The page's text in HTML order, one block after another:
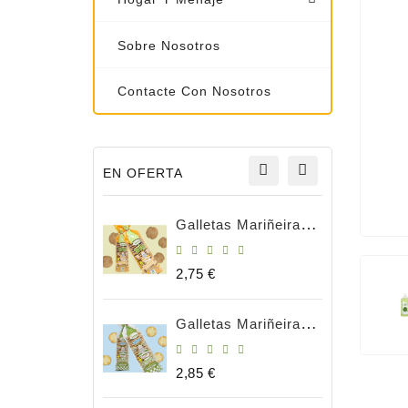
Sobre Nosotros
Contacte Con Nosotros
EN OFERTA
Galletas Mariñeiras Integrales 180g BIO
Precio
2,75 €
Galletas Mariñeiras Natural Bio 180gr
Precio
2,85 €